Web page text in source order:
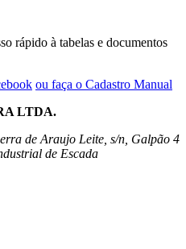
rápido à tabelas e documentos
ou faça o Cadastro Manual
LTDA.
de Araujo Leite, s/n, Galpão 4
de Escada